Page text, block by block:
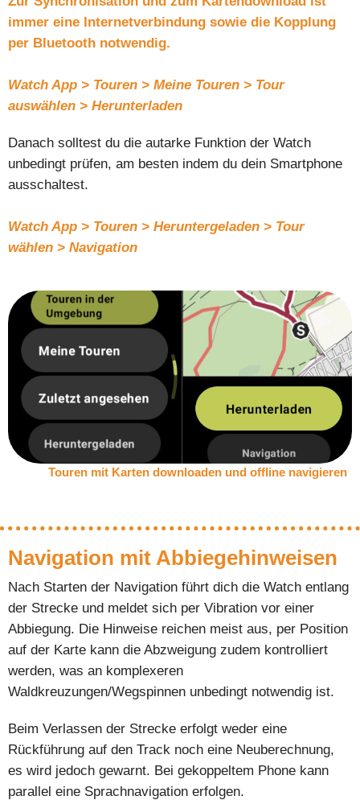
immer eine Internetverbindung sowie die Kopplung
per Bluetooth notwendig.
Watch App > Touren > Meine Touren > Tour
auswählen > Herunterladen
Danach solltest du die autarke Funktion der Watch
unbedingt prüfen, am besten indem du dein Smartphone
ausschaltest.
Watch App > Touren > Heruntergeladen > Tour
wählen > Navigation
Touren mit Karten downloaden und offline navigieren
Navigation mit Abbiegehinweisen
Nach Starten der Navigation führt dich die Watch entlang
der Strecke und meldet sich per Vibration vor einer
Abbiegung. Die Hinweise reichen meist aus, per Position
auf der Karte kann die Abzweigung zudem kontrolliert
werden, was an komplexeren
Waldkreuzungen/Wegspinnen unbedingt notwendig ist.
Beim Verlassen der Strecke erfolgt weder eine
Rückführung auf den Track noch eine Neuberechnung,
es wird jedoch gewarnt. Bei gekoppeltem Phone kann
parallel eine Sprachnavigation erfolgen.